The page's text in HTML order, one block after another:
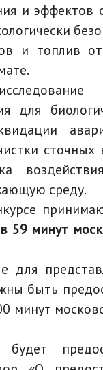
и эффектов
и топлив от
для
сточных
среду.
59 минут
для
быть
минут
будет